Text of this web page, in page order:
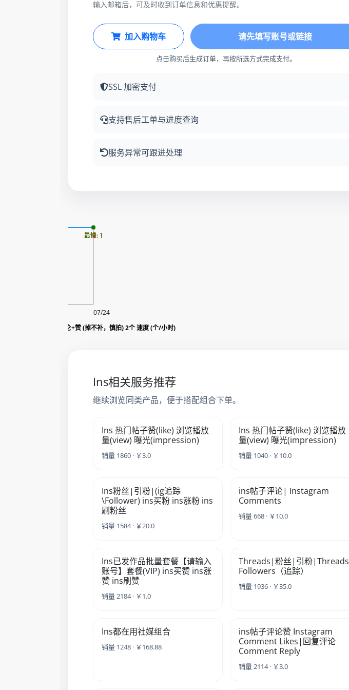
输入邮箱后，可及时收到订单信息和优惠提醒。
加入购物车 请先填写账号或链接
点击购买后生成订单，再按所选方式完成支付。
SSL 加密支付
支持售后工单与进度查询
服务异常可跟进处理
Ins Blue-tick (蓝勾勾认证账号) 评论+赞 (掉不补，慎拍) 2个 速度 (个/小时)
07/24
最慢: 1
最快: 1
Ins相关服务推荐
继续浏览同类产品，便于搭配组合下单。
Ins 热门帖子赞(like) 浏览播放
量(view) 曝光(impression)
销量 1860 · ￥3.0
Ins 热门帖子赞(like) 浏览播放
量(view) 曝光(impression)
销量 1040 · ￥10.0
Ins粉丝|引粉|(ig追踪
\Follower) ins买粉 ins涨粉 ins
刷粉丝
销量 1584 · ￥20.0
ins帖子评论| Instagram
Comments
销量 668 · ￥10.0
Ins已发作品批量套餐【请输入
账号】套餐(VIP) ins买赞 ins涨
赞 ins刷赞
销量 2184 · ￥1.0
Threads|粉丝|引粉|Threads
Followers（追踪）
销量 1936 · ￥35.0
Ins都在用社媒组合
销量 1248 · ￥168.88
ins帖子评论赞 Instagram
Comment Likes|回复评论
Comment Reply
销量 2114 · ￥3.0